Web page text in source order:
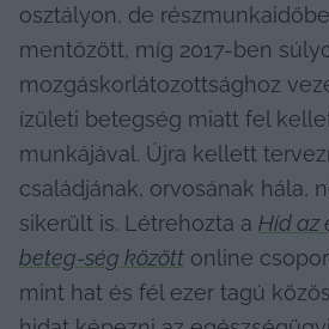
osztályon, de
mentőzött, míg 2017-ben
mozgáskorlátozottsághoz
ízületi betegség miatt fel
munkájával. Újra kellett
családjának, orvosának hála,
sikerült is. Létrehozta a Híd az
beteg-ség között online
mint hat és fél ezer tagú